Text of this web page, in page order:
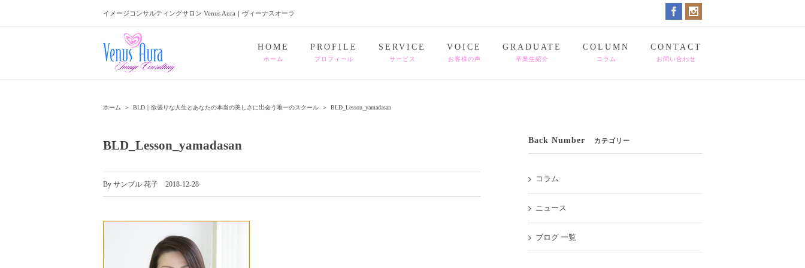
イメージコンサルティングサロン Venus Aura｜ヴィーナスオーラ
HOME
ホーム
PROFILE
プロフィール
SERVICE
サービス
VOICE
お客様の声
GRADUATE
卒業生紹介
COLUMN
コラム
CONTACT
お問い合わせ
ホーム ＞ BLD｜欲張りな人生とあなたの本当の美しさに出会う唯一のスクール ＞ BLD_Lesson_yamadasan
BLD_Lesson_yamadasan
By サンプル 花子 2018-12-28
Back Number カテゴリー
コラム
ニュース
ブログ 一覧